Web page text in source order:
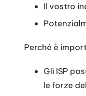
P
r
o
Il vostro
Perché è
Gli ISP
le forze